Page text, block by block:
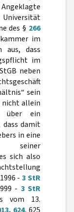
des § 266
im
aus, dass
im
neben
sein
nicht allein
über ein
dass damit
in eine
seiner
sich also
-3 StR
- 3 StR
vom 13.